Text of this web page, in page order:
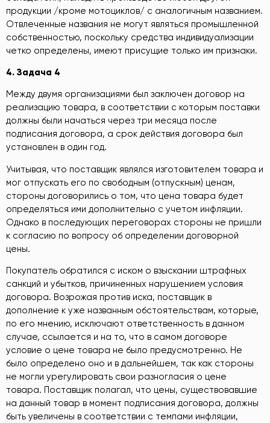
продукции /кроме мотоциклов/ с аналогичным названием.
Отвлеченные названия не могут являться промышленной
собственностью, поскольку средства индивидуализации
четко определены, имеют присущие только им признаки.
4. Задача 4
Между двумя организациями был заключен договор на
реализацию товара, в соответствии с которым поставки
должны были начаться через три месяца после
подписания договора, а срок действия договора был
установлен в один год.
Учитывая, что поставщик являлся изготовителем товара и
мог отпускать его по свободным (отпускным) ценам,
стороны договорились о том, что цена товара будет
определяться ими дополнительно с учетом инфляции.
Однако в последующих переговорах стороны не пришли
к согласию по вопросу об определении договорной
цены.
Покупатель обратился с иском о взыскании штрафных
санкций и убытков, причиненных нарушением условия
договора. Возрожая против иска, поставщик в
дополнение к уже названным обстоятельствам, которые,
по его мнению, исключают ответственность в данном
случае, ссылается и на то, что в самом договоре
условие о цене товара не было предусмотренно. Не
было определено оно и в дальнейшем, так как стороны
не могли урегулировать свои разногласия о цене
товара. Поставщик полагал, что цены, существовавшие
на данный товар в момент подписания договора, должны
быть увеличены в соответствии с темпами инфляции,